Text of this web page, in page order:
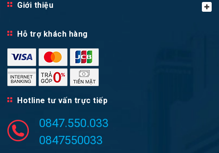
Giới thiệu
Hỗ trợ khách hàng
Hotline tư vấn trực tiếp
0847.550.033
0847550033